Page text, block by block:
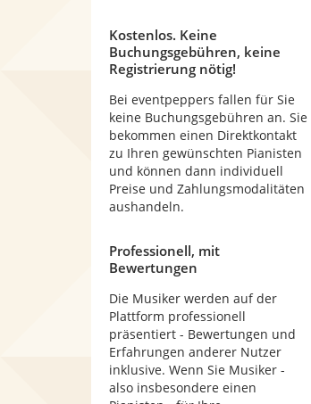
Kostenlos. Keine
Buchungsgebühren, keine
Registrierung nötig!
Bei eventpeppers fallen für Sie
keine Buchungsgebühren an. Sie
bekommen einen Direktkontakt
zu Ihren gewünschten Pianisten
und können dann individuell
Preise und Zahlungsmodalitäten
aushandeln.
Professionell, mit
Bewertungen
Die Musiker werden auf der
Plattform professionell
präsentiert - Bewertungen und
Erfahrungen anderer Nutzer
inklusive. Wenn Sie Musiker -
also insbesondere einen